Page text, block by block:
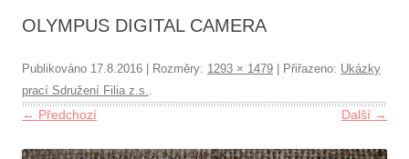
OLYMPUS DIGITAL CAMERA
Publikováno 17.8.2016 | Rozměry: 1293 × 1479 | Přiřazeno: Ukázky
prací Sdružení Filia z.s..
← Předchozí Další →